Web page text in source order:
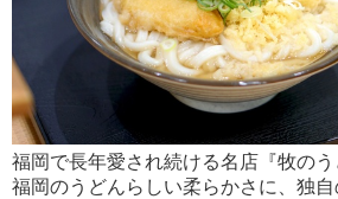
福岡で長年愛され続ける名店『牧のう
福岡のうどんらしい柔らかさに、独自